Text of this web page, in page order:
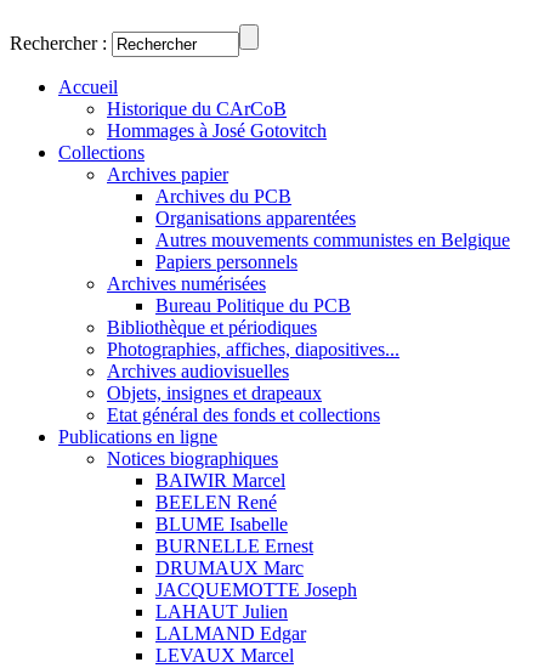
Rechercher :
Accueil
Historique du CArCoB
Hommages à José Gotovitch
Collections
Archives papier
Archives du PCB
Organisations apparentées
Autres mouvements communistes en Belgique
Papiers personnels
Archives numérisées
Bureau Politique du PCB
Bibliothèque et périodiques
Photographies, affiches, diapositives...
Archives audiovisuelles
Objets, insignes et drapeaux
Etat général des fonds et collections
Publications en ligne
Notices biographiques
BAIWIR Marcel
BEELEN René
BLUME Isabelle
BURNELLE Ernest
DRUMAUX Marc
JACQUEMOTTE Joseph
LAHAUT Julien
LALMAND Edgar
LEVAUX Marcel